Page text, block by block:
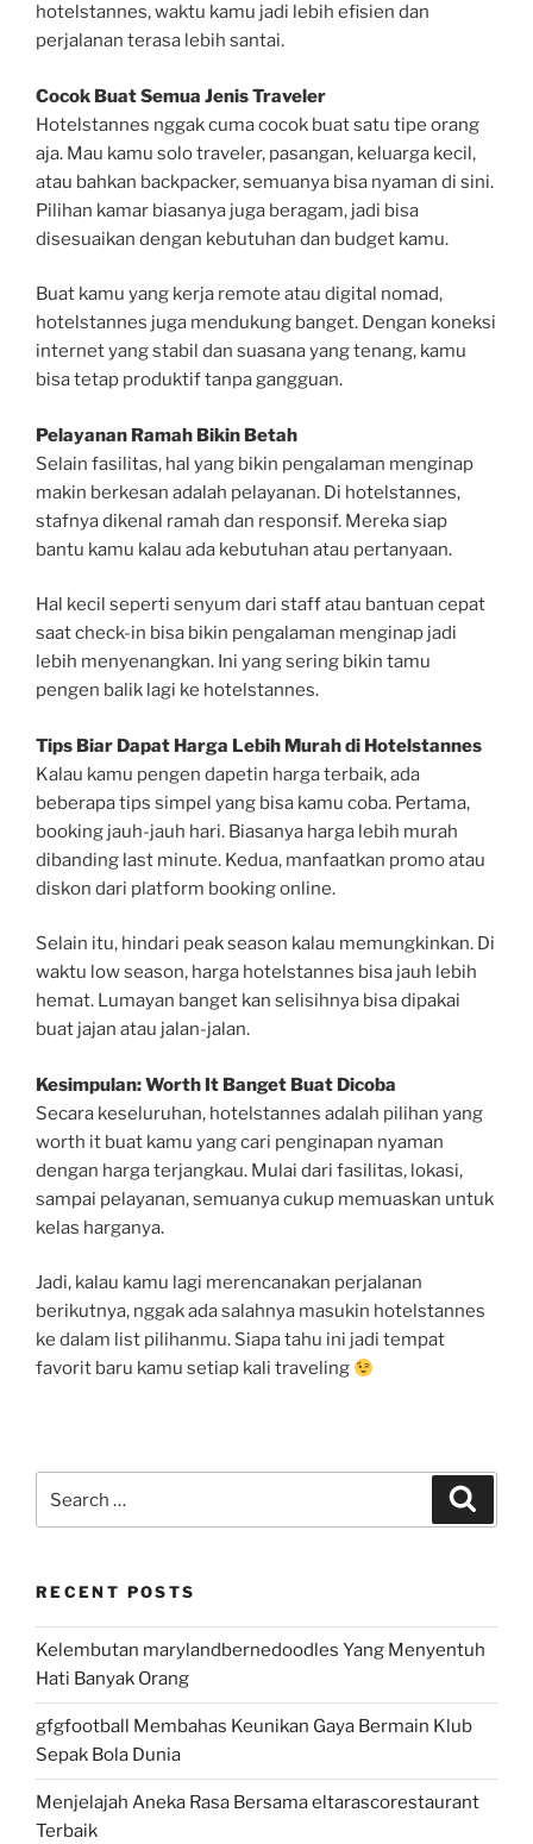
hotelstannes, waktu kamu jadi lebih efisien dan
perjalanan terasa lebih santai.
Cocok Buat Semua Jenis Traveler
Hotelstannes nggak cuma cocok buat satu tipe orang
aja. Mau kamu solo traveler, pasangan, keluarga kecil,
atau bahkan backpacker, semuanya bisa nyaman di sini.
Pilihan kamar biasanya juga beragam, jadi bisa
disesuaikan dengan kebutuhan dan budget kamu.
Buat kamu yang kerja remote atau digital nomad,
hotelstannes juga mendukung banget. Dengan koneksi
internet yang stabil dan suasana yang tenang, kamu
bisa tetap produktif tanpa gangguan.
Pelayanan Ramah Bikin Betah
Selain fasilitas, hal yang bikin pengalaman menginap
makin berkesan adalah pelayanan. Di hotelstannes,
stafnya dikenal ramah dan responsif. Mereka siap
bantu kamu kalau ada kebutuhan atau pertanyaan.
Hal kecil seperti senyum dari staff atau bantuan cepat
saat check-in bisa bikin pengalaman menginap jadi
lebih menyenangkan. Ini yang sering bikin tamu
pengen balik lagi ke hotelstannes.
Tips Biar Dapat Harga Lebih Murah di Hotelstannes
Kalau kamu pengen dapetin harga terbaik, ada
beberapa tips simpel yang bisa kamu coba. Pertama,
booking jauh-jauh hari. Biasanya harga lebih murah
dibanding last minute. Kedua, manfaatkan promo atau
diskon dari platform booking online.
Selain itu, hindari peak season kalau memungkinkan. Di
waktu low season, harga hotelstannes bisa jauh lebih
hemat. Lumayan banget kan selisihnya bisa dipakai
buat jajan atau jalan-jalan.
Kesimpulan: Worth It Banget Buat Dicoba
Secara keseluruhan, hotelstannes adalah pilihan yang
worth it buat kamu yang cari penginapan nyaman
dengan harga terjangkau. Mulai dari fasilitas, lokasi,
sampai pelayanan, semuanya cukup memuaskan untuk
kelas harganya.
Jadi, kalau kamu lagi merencanakan perjalanan
berikutnya, nggak ada salahnya masukin hotelstannes
ke dalam list pilihanmu. Siapa tahu ini jadi tempat
favorit baru kamu setiap kali traveling
RECENT POSTS
Kelembutan marylandbernedoodles Yang Menyentuh
Hati Banyak Orang
gfgfootball Membahas Keunikan Gaya Bermain Klub
Sepak Bola Dunia
Menjelajah Aneka Rasa Bersama eltarascorestaurant
Terbaik